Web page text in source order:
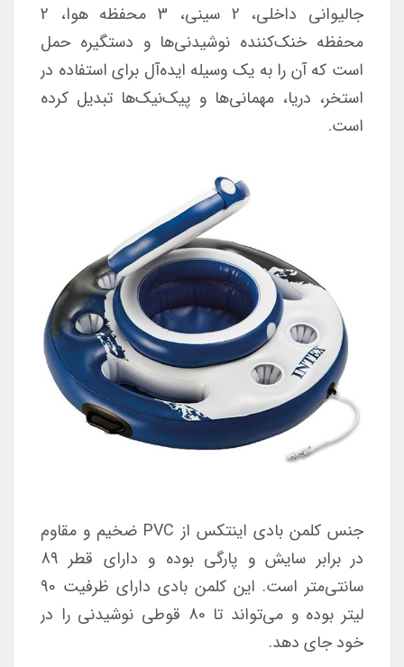
جالیوانی داخلی، 2 سینی، 3 محفظه هوا، 2
محفظه خنک‌کننده نوشیدنی‌ها و دستگیره حمل
است که آن را به یک وسیله ایده‌آل برای استفاده در
استخر، دریا، مهمانی‌ها و پیک‌نیک‌ها تبدیل کرده
است.
جنس کلمن بادی اینتکس از PVC ضخیم و مقاوم
در برابر سایش و پارگی بوده و دارای قطر 89
سانتی‌متر است. این کلمن بادی دارای ظرفیت 90
لیتر بوده و می‌تواند تا 80 قوطی نوشیدنی را در
خود جای دهد.